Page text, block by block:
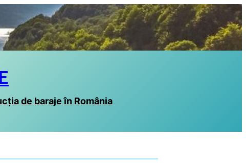
de baraje în România